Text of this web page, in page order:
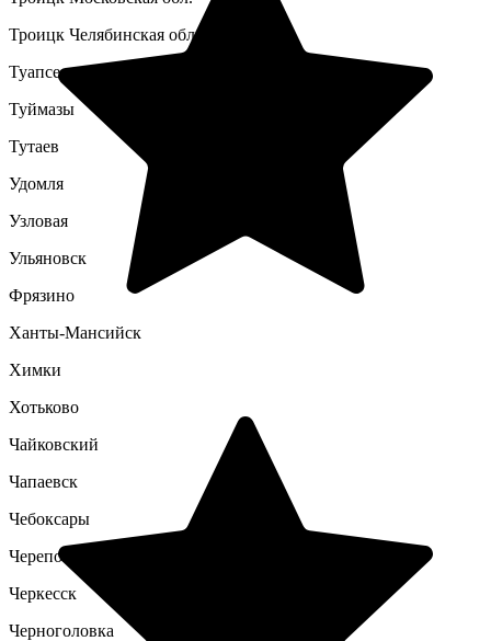
Троицк Челябинская обл.
Туапсе
Туймазы
Тутаев
Удомля
Узловая
Ульяновск
Фрязино
Ханты-Мансийск
Химки
Хотьково
Чайковский
Чапаевск
Чебоксары
Череповец
Черкесск
Черноголовка